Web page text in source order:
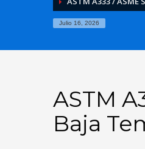
Julio 16, 2026
ASTM
Baja